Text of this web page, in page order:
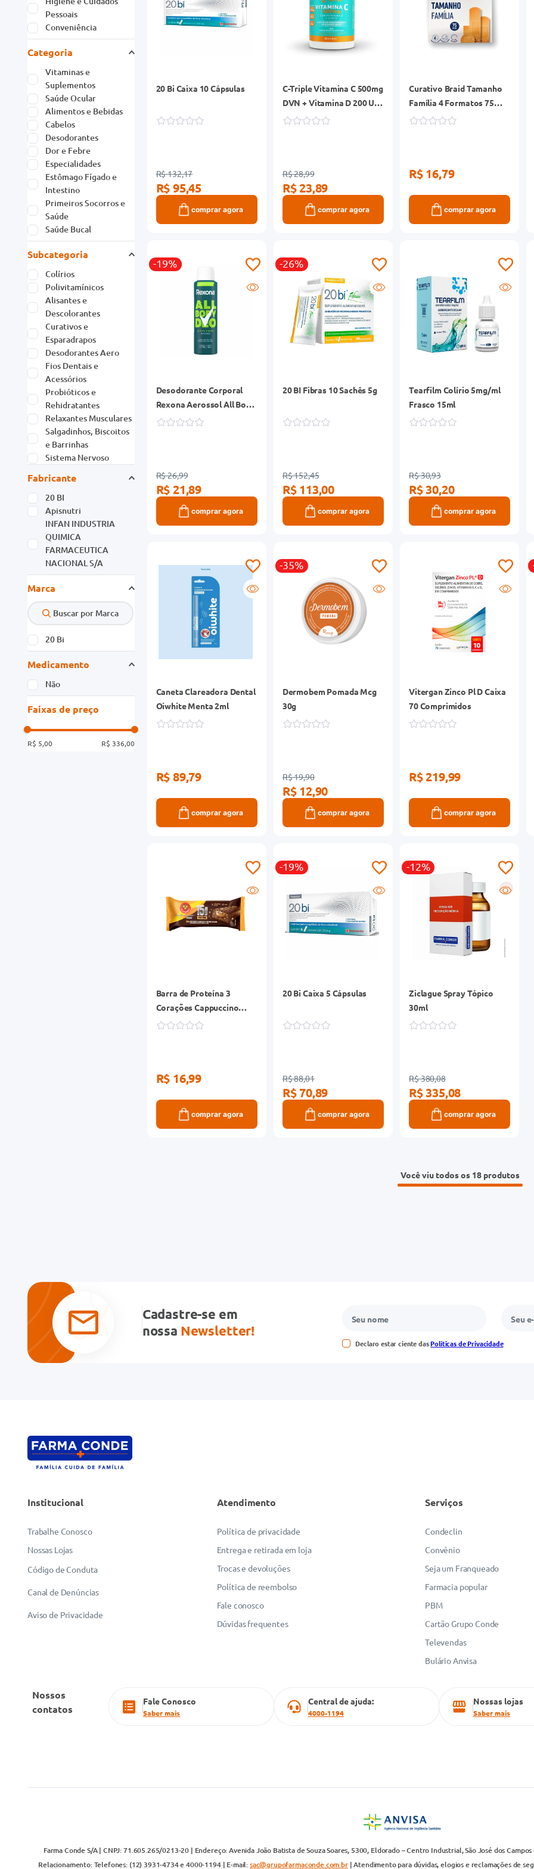
Pessoais
Conveniência
Categoria
Vitaminas e
Suplementos
Saúde Ocular
Alimentos e Bebidas
Cabelos
Desodorantes
Dor e Febre
Especialidades
Estômago Fígado e
Intestino
Primeiros Socorros e
Saúde
Saúde Bucal
Subcategoria
Colírios
Polivitamínicos
Alisantes e
Descolorantes
Curativos e
Esparadrapos
Desodorantes Aero
Fios Dentais e
Acessórios
Probióticos e
Rehidratantes
Relaxantes Musculares
Salgadinhos, Biscoitos
e Barrinhas
Sistema Nervoso
Fabricante
20 BI
Apisnutri
INFAN INDUSTRIA
QUIMICA
FARMACEUTICA
NACIONAL S/A
Marca
20 Bi
Medicamento
Não
Faixas de preço
R$ 5,00 R$ 336,00
20 Bi Caixa 10 Cápsulas
R$ 132,17
R$ 95,45
comprar agora
C-Triple Vitamina C 500mg
DVN + Vitamina D 200 Ui+
Zinco 5mg 30
R$ 28,99
R$ 23,89
comprar agora
Curativo Braid Tamanho
Família 4 Formatos 75
Unidades
R$ 16,79
comprar agora
-19%
Desodorante Corporal
Rexona Aerossol All Body
Deo Active Fresh 150ml
R$ 26,99
R$ 21,89
comprar agora
-26%
20 BI Fibras 10 Sachês 5g
R$ 152,45
R$ 113,00
comprar agora
Tearfilm Colírio 5mg/ml
Frasco 15ml
R$ 30,93
R$ 30,20
comprar agora
Caneta Clareadora Dental
Oiwhite Menta 2ml
R$ 89,79
comprar agora
-35%
Dermobem Pomada Mcg
30g
R$ 19,90
R$ 12,90
comprar agora
Vitergan Zinco Pl D Caixa
70 Comprimidos
R$ 219,99
comprar agora
Barra de Proteína 3
Corações Cappuccino
Classic 50g
R$ 16,99
comprar agora
-19%
20 Bi Caixa 5 Cápsulas
R$ 88,01
R$ 70,89
comprar agora
-12%
R
Ziclague Spray Tópico
30ml
R$ 380,08
R$ 335,08
comprar agora
Você viu todos os 18
Cadastre-se em
nossa Newsletter!
Declaro estar ciente dasPolíticas de Privacidade
Institucional
Trabalhe Conosco
Nossas Lojas
Código de Conduta
Canal de Denúncias
Aviso de Privacidade
Atendimento
Política de privacidade
Entrega e retirada em loja
Trocas e devoluções
Política de reembolso
Fale conosco
Dúvidas frequentes
Serviços
Condeclin
Convênio
Seja um Franqueado
Farmacia popular
PBM
Cartão Grupo Conde
Televendas
Bulário Anvisa
Nossos
contatos
Fale Conosco
Saber mais
Central de ajuda:
4000-1194
Nossas lojas
Saber mais
Farma Conde S/A | CNPJ: 71.605.265/0213-20 | Endereço: Avenida João Batista de Souza Soares, 5300, Eldorado – Centro Industrial, São José dos
Relacionamento: Telefones: (12) 3931-4734 e 4000-1194 | E-mail:sac@grupofarmaconde.com.br| Atendimento para dúvidas, elogios e reclamações de